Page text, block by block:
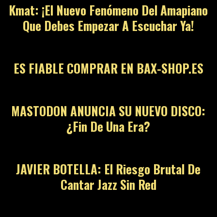
Kmat: ¡El Nuevo Fenómeno Del Amapiano
Que Debes Empezar A Escuchar Ya!
ES FIABLE COMPRAR EN BAX-SHOP.ES
MASTODON ANUNCIA SU NUEVO DISCO:
¿Fin De Una Era?
JAVIER BOTELLA: El Riesgo Brutal De
Cantar Jazz Sin Red